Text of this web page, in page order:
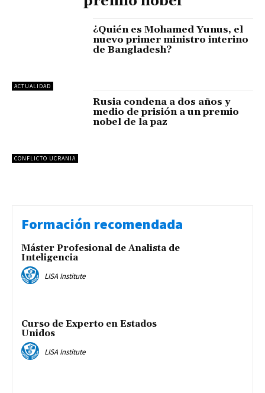
ACTUALIDAD
¿Quién es Mohamed Yunus, el
nuevo primer ministro interino
de Bangladesh?
CONFLICTO UCRANIA
Rusia condena a dos años y
medio de prisión a un premio
nobel de la paz
Formación recomendada
Máster Profesional de Analista de
Inteligencia
LISA Institute
Curso de Experto en Estados
Unidos
LISA Institute